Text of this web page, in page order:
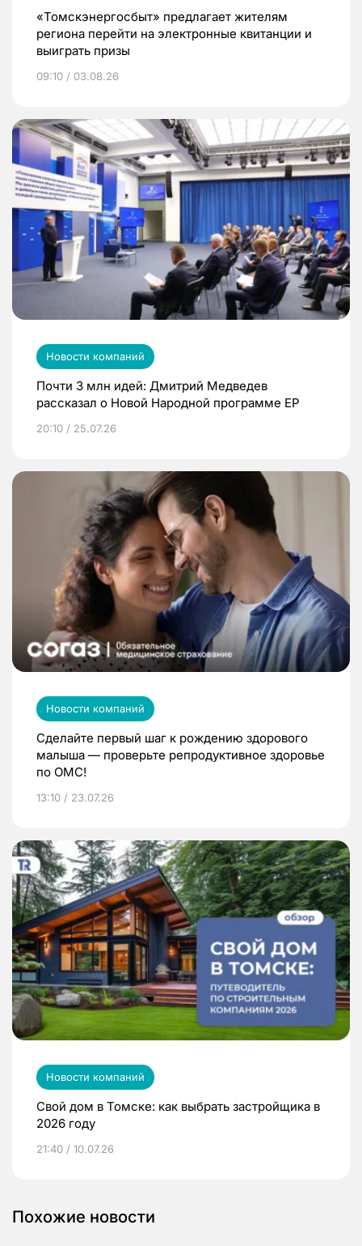
«Томскэнергосбыт» предлагает жителям
региона перейти на электронные квитанции и
выиграть призы
09:10 / 03.08.26
Новости компаний
Почти 3 млн идей: Дмитрий Медведев
рассказал о Новой Народной программе ЕР
20:10 / 25.07.26
Новости компаний
Сделайте первый шаг к рождению здорового
малыша — проверьте репродуктивное здоровье
по ОМС!
13:10 / 23.07.26
Новости компаний
Свой дом в Томске: как выбрать застройщика в
2026 году
21:40 / 10.07.26
Похожие новости